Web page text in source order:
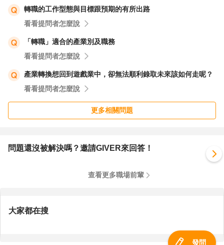
轉職的工作型態與目標跟預期的有所出路
看看提問者怎麼說
「轉職」適合的產業別及職務
看看提問者怎麼說
產業轉換想回到遊戲業中，卻無法順利錄取未來該如何走呢？
看看提問者怎麼說
更多相關問題
問題還沒被解決嗎？邀請GIVER來回答！
查看更多職場前輩
大家都在搜
發問